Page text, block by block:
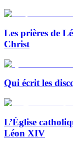
Les prières de
Christ
Qui écrit les
L’Église
Léon XIV